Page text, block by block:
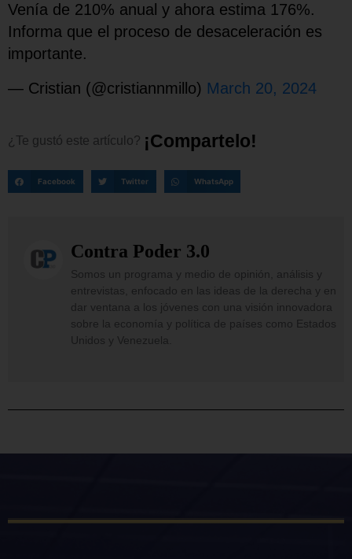
Venía de 210% anual y ahora estima 176%.
Informa que el proceso de desaceleración es
importante.
— Cristian (@cristiannmillo) March 20, 2024
¿Te gustó este artículo? ¡Comparte o!
Facebook Twitter WhatsApp
Contra Poder 3.0
Somos un programa y medio de opinión, análisis y
entrevistas, enfocado en las ideas de la derecha y en
dar ventana a los jóvenes con una visión innovadora
sobre la economía y política de países como Estados
Unidos y Venezuela.